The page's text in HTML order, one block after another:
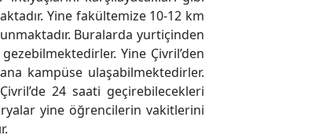
Yine fakültemize 10-12 km
Buralarda yurtiçinden
Yine Çivril’den
kampüse ulaşabilmektedirler.
24 saati geçirebilecekleri
yine öğrencilerin vakitlerini